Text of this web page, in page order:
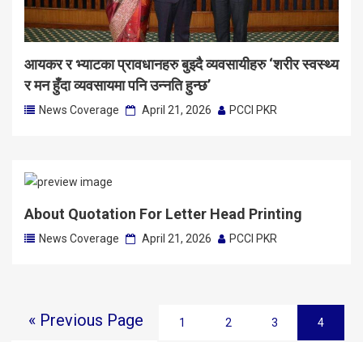
आयकर र भ्याटका प्रावधानहरु बुझ्दै व्यवसायीहरु ‘शरीर स्वस्थ्य
र मन हुँदा व्यवसायमा पनि उन्नति हुन्छ’
News Coverage April 21, 2026 PCCI PKR
About Quotation For Letter Head Printing
News Coverage April 21, 2026 PCCI PKR
« Previous Page 1 2 3 4